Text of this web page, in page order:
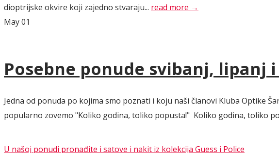
dioptrijske okvire koji zajedno stvaraju... read more →
May01
Posebne ponude svibanj, lipanj
Jedna od ponuda po kojima smo poznati i koju naši članovi Kluba Optike
popularno zovemo "Koliko godina, toliko popusta!" Koliko godina, toliko
U našoj ponudi pronađite i satove i nakit iz kolekcija Guess i Police